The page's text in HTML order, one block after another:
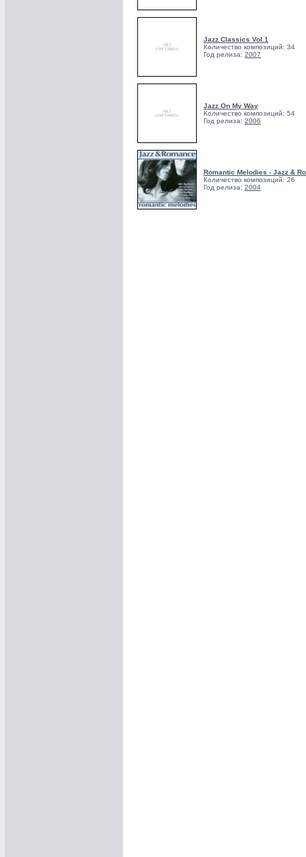
Jazz Classics Vol.1
Количество композиций: 34
Год релиза: 2007
Jazz On My Way
Количество композиций: 54
Год релиза: 2006
Romantic Melodies - Jazz &
Количество композиций: 26
Год релиза: 2004